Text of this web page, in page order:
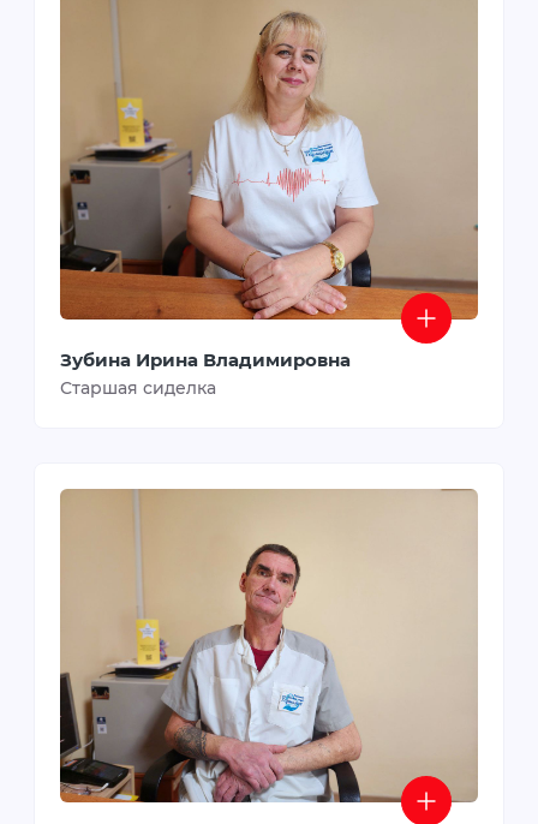
Зубина Ирина Владимировна
Старшая сиделка